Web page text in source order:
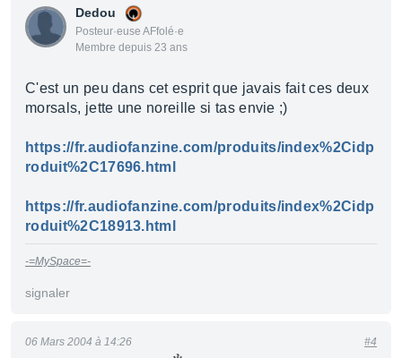
Dedou
Posteur·euse AFfolé·e
Membre depuis 23 ans
C'est un peu dans cet esprit que javais fait ces deux
morsals, jette une noreille si tas envie ;)
https://fr.audiofanzine.com/produits/index%2Cidp
roduit%2C17696.html
https://fr.audiofanzine.com/produits/index%2Cidp
roduit%2C18913.html
-=MySpace=-
signaler
06 Mars 2004 à 14:26 #4